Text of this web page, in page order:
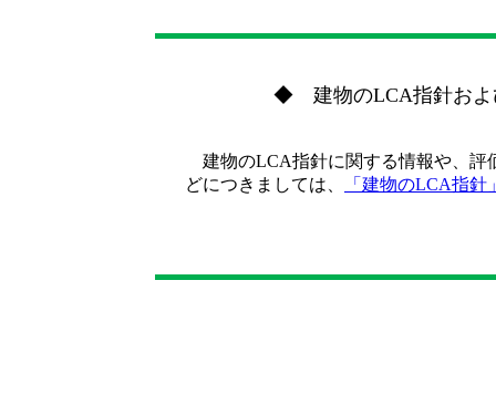
◆ 建物のLCA指針およ
建物のLCA指針に関する情報や、評
どにつきましては、
「建物のLCA指針